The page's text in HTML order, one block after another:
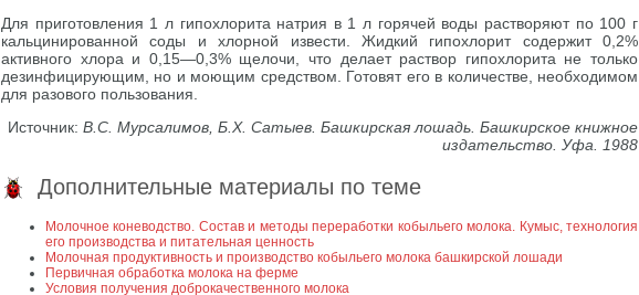
Для приготовления 1 л гипохлорита натрия в 1 л горячей воды растворяют по 100 г
кальцинированной соды и хлорной извести. Жидкий гипохлорит содержит 0,2%
активного хлора и 0,15—0,3% щелочи, что делает раствор гипохлорита не только
дезинфицирующим, но и моющим средством. Готовят его в количестве, необходимом
для разового пользования.
Источник: В.С. Мурсалимов, Б.Х. Сатыев. Башкирская лошадь. Башкирское книжное
издательство. Уфа. 1988
Дополнительные материалы по теме
Молочное коневодство. Состав и методы переработки кобыльего молока. Кумыс, технология
его производства и питательная ценность
Молочная продуктивность и производство кобыльего молока башкирской лошади
Первичная обработка молока на ферме
Условия получения доброкачественного молока